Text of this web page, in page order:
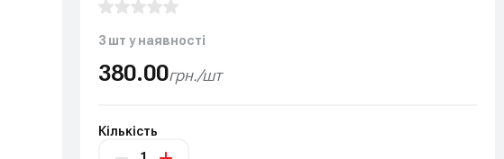
3 шт у наявності
380.00грн./шт
Кількість